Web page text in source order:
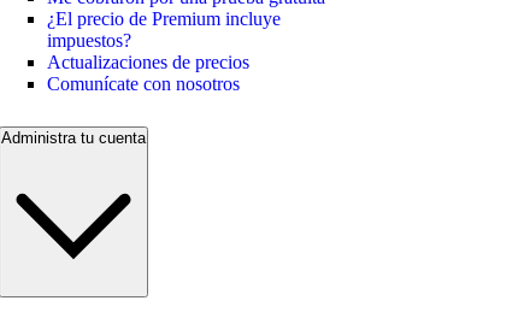
¿El precio de Premium incluye
impuestos?
Actualizaciones de precios
Comunícate con nosotros
Administra tu cuenta